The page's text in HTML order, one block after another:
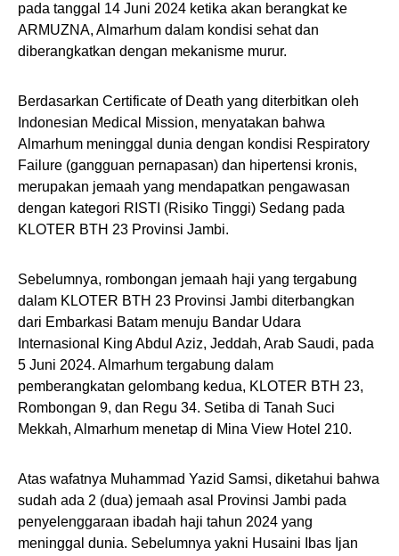
pada tanggal 14 Juni 2024 ketika akan berangkat ke
ARMUZNA, Almarhum dalam kondisi sehat dan
diberangkatkan dengan mekanisme murur.
Berdasarkan Certificate of Death yang diterbitkan oleh
Indonesian Medical Mission, menyatakan bahwa
Almarhum meninggal dunia dengan kondisi Respiratory
Failure (gangguan pernapasan) dan hipertensi kronis,
merupakan jemaah yang mendapatkan pengawasan
dengan kategori RISTI (Risiko Tinggi) Sedang pada
KLOTER BTH 23 Provinsi Jambi.
Sebelumnya, rombongan jemaah haji yang tergabung
dalam KLOTER BTH 23 Provinsi Jambi diterbangkan
dari Embarkasi Batam menuju Bandar Udara
Internasional King Abdul Aziz, Jeddah, Arab Saudi, pada
5 Juni 2024. Almarhum tergabung dalam
pemberangkatan gelombang kedua, KLOTER BTH 23,
Rombongan 9, dan Regu 34. Setiba di Tanah Suci
Mekkah, Almarhum menetap di Mina View Hotel 210.
Atas wafatnya Muhammad Yazid Samsi, diketahui bahwa
sudah ada 2 (dua) jemaah asal Provinsi Jambi pada
penyelenggaraan ibadah haji tahun 2024 yang
meninggal dunia. Sebelumnya yakni Husaini Ibas Ijan